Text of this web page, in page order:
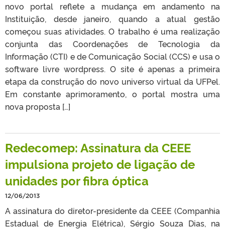
novo portal reflete a mudança em andamento na
Instituição, desde janeiro, quando a atual gestão
começou suas atividades. O trabalho é uma realização
conjunta das Coordenações de Tecnologia da
Informação (CTI) e de Comunicação Social (CCS) e usa o
software livre wordpress. O site é apenas a primeira
etapa da construção do novo universo virtual da UFPel.
Em constante aprimoramento, o portal mostra uma
nova proposta […]
Redecomep: Assinatura da CEEE
impulsiona projeto de ligação de
unidades por fibra óptica
12/06/2013
A assinatura do diretor-presidente da CEEE (Companhia
Estadual de Energia Elétrica), Sérgio Souza Dias, na